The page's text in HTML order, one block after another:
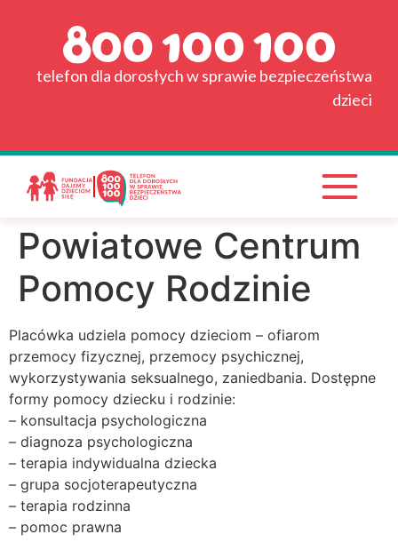
telefon dla dorosłych w sprawie bezpieczeństwa
dzieci
Strona główna
Pytania i odpowiedzi
Materiały do pobrania
Wspieraj nas!
Powiatowe Centrum
Pomocy Rodzinie
Placówka udziela pomocy dzieciom – ofiarom
przemocy fizycznej, przemocy psychicznej,
wykorzystywania seksualnego, zaniedbania. Dostępne
formy pomocy dziecku i rodzinie:
– konsultacja psychologiczna
– diagnoza psychologiczna
– terapia indywidualna dziecka
– grupa socjoterapeutyczna
– terapia rodzinna
– pomoc prawna